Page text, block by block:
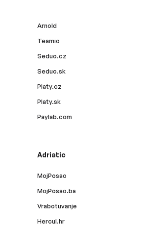
Arnold
Teamio
Seduo.cz
Seduo.sk
Platy.cz
Platy.sk
Paylab.com
Adriatic
MojPosao
MojPosao.ba
Vrabotuvanje
Hercul.hr